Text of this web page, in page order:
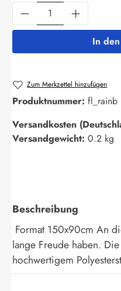
Produkt Anzahl:
In
Zum Merkzettel hinzufügen
Produktnummer: fl_rainb
Versandkosten
Versandgewicht: 0.2 kg
Beschreibung
Format 150x90cm An
lange Freude haben.
hochwertigem